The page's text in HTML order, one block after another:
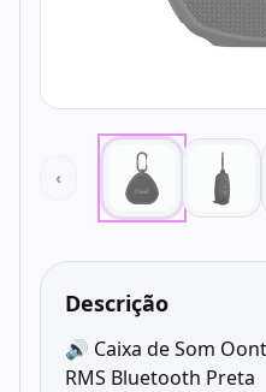
‹
Descrição
🔊 Caixa de Som
RMS Bluetooth Preta